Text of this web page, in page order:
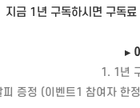
지금 1년 구독하시면 구독
▸
1. 1년
증정 (이벤트1 참여자 한